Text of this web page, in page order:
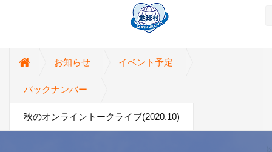
お知らせ イベント予定
バックナンバー
秋のオンライントークライブ(2020.10)